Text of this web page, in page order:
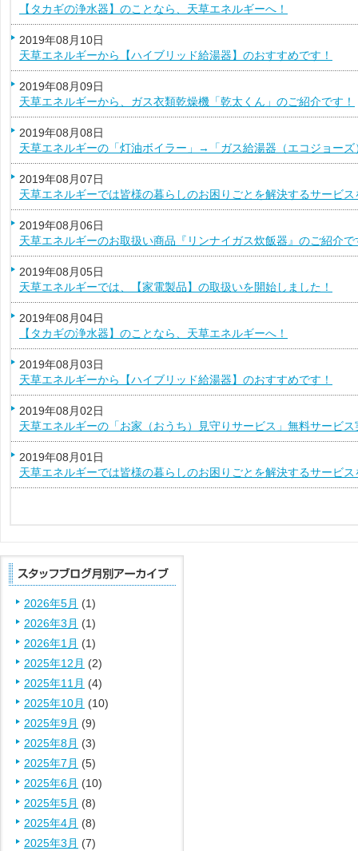
【タカギの浄水器】のことなら、天草エネルギーへ！
2019年08月10日
天草エネルギーから【ハイブリッド給湯器】のおすすめです！
2019年08月09日
天草エネルギーから、ガス衣類乾燥機「乾太くん」のご紹介です！
2019年08月08日
天草エネルギーの「灯油ボイラー」→「ガス給湯器（エコジョー
2019年08月07日
天草エネルギーでは皆様の暮らしのお困りごとを解決するサービ
2019年08月06日
天草エネルギーのお取扱い商品『リンナイガス炊飯器』のご紹介で
2019年08月05日
天草エネルギーでは、【家電製品】の取扱いを開始しました！
2019年08月04日
【タカギの浄水器】のことなら、天草エネルギーへ！
2019年08月03日
天草エネルギーから【ハイブリッド給湯器】のおすすめです！
2019年08月02日
天草エネルギーの「お家（おうち）見守りサービス」無料サービ
2019年08月01日
天草エネルギーでは皆様の暮らしのお困りごとを解決するサービ
2026年5月 (1)
2026年3月 (1)
2026年1月 (1)
2025年12月 (2)
2025年11月 (4)
2025年10月 (10)
2025年9月 (9)
2025年8月 (3)
2025年7月 (5)
2025年6月 (10)
2025年5月 (8)
2025年4月 (8)
2025年3月 (7)